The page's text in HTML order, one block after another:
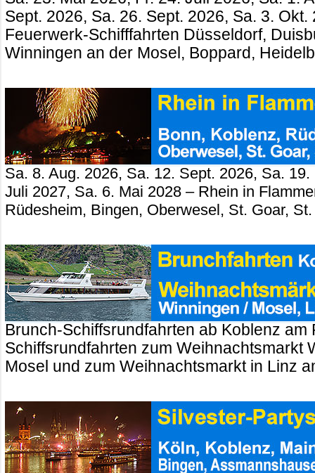
Sept. 2026, Sa. 26. Sept. 2026, Sa. 3. Okt.
Feuerwerk-Schifffahrten Düsseldorf,
Winningen an der Mosel, Boppard,
Sa. 8. Aug. 2026, Sa. 12. Sept. 2026, Sa.
Juli 2027, Sa. 6. Mai 2028 – Rhein in
Rüdesheim, Bingen, Oberwesel, St. Goar,
Brunch-Schiffsrundfahrten ab Koblenz am
Schiffsrundfahrten zum Weihnachtsmarkt
Mosel und zum Weihnachtsmarkt in Linz